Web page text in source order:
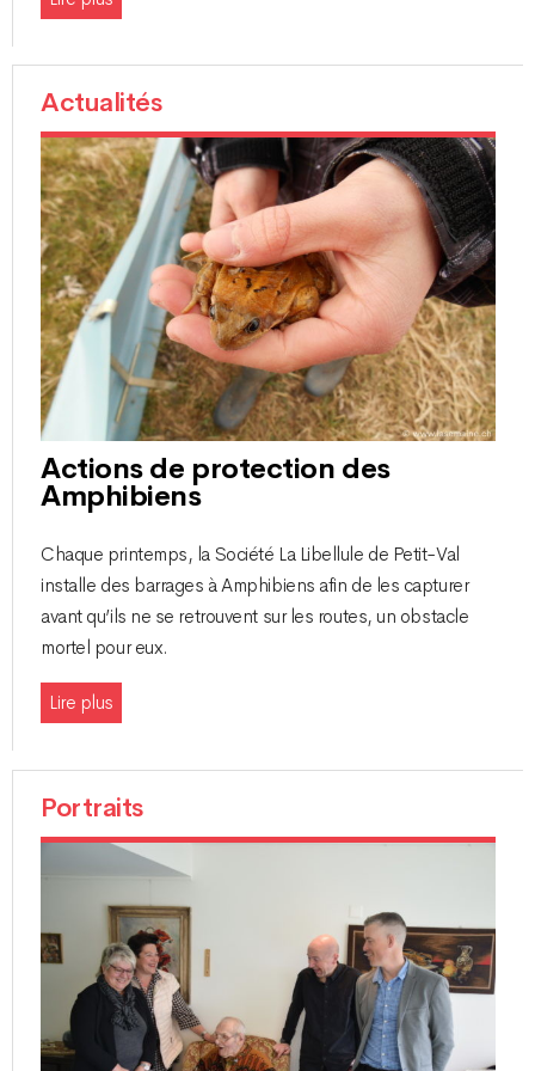
Actualités
Actions de protection des
Amphibiens
Chaque printemps, la Société La Libellule de Petit-Val
installe des barrages à Amphibiens afin de les capturer
avant qu’ils ne se retrouvent sur les routes, un obstacle
mortel pour eux.
Lire plus
Portraits